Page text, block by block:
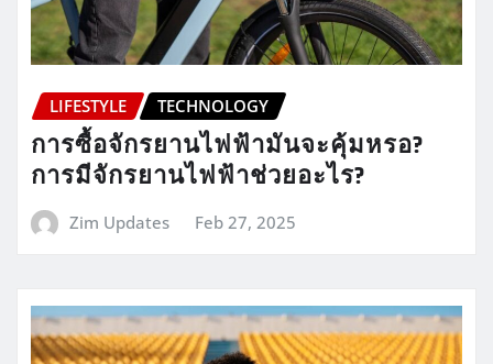
LIFESTYLE TECHNOLOGY
การซื้อจักรยานไฟฟ้ามันจะคุ้มหรอ?
การมีจักรยานไฟฟ้าช่วยอะไร?
Zim Updates Feb 27, 2025